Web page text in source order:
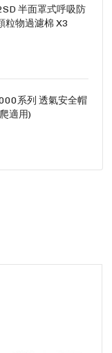
半面罩式呼吸防
粒物過濾棉 X3
HF-800SD 系列
系列 透氣安全帽
適用)